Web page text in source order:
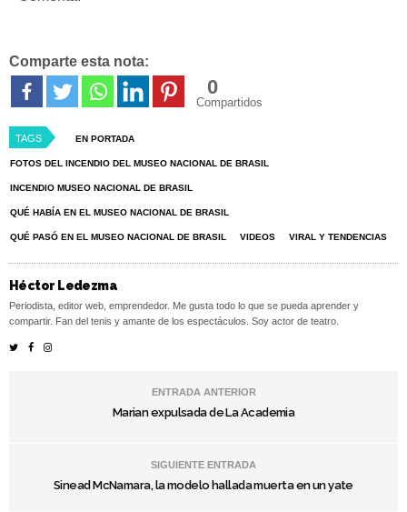
Comparte esta nota:
0
Compartidos
TAGS EN PORTADA
FOTOS DEL INCENDIO DEL MUSEO NACIONAL DE BRASIL
INCENDIO MUSEO NACIONAL DE BRASIL
QUÉ HABÍA EN EL MUSEO NACIONAL DE BRASIL
QUÉ PASÓ EN EL MUSEO NACIONAL DE BRASIL VIDEOS VIRAL Y TENDENCIAS
Héctor Ledezma
Periodista, editor web, emprendedor. Me gusta todo lo que se pueda aprender y
compartir. Fan del tenis y amante de los espectáculos. Soy actor de teatro.
ENTRADA ANTERIOR
Marian expulsada de La Academia
SIGUIENTE ENTRADA
Sinead McNamara, la modelo hallada muerta en un yate